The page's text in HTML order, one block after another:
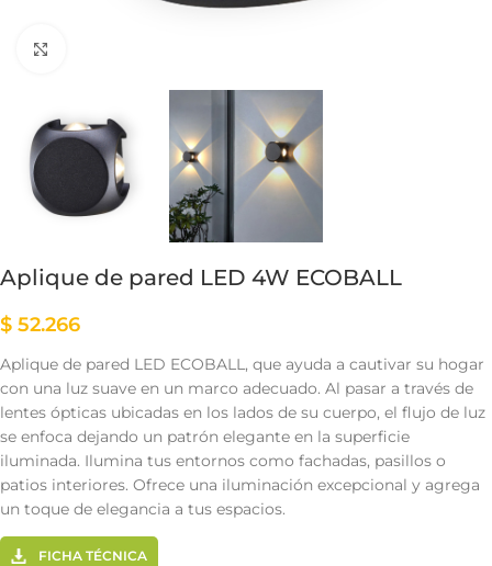
Aplique de pared LED 4W ECOBALL
$ 52.266
Aplique de pared LED ECOBALL, que ayuda a cautivar su hogar
con una luz suave en un marco adecuado. Al pasar a través de
lentes ópticas ubicadas en los lados de su cuerpo, el flujo de luz
se enfoca dejando un patrón elegante en la superficie
iluminada. Ilumina tus entornos como fachadas, pasillos o
patios interiores. Ofrece una iluminación excepcional y agrega
un toque de elegancia a tus espacios.
FICHA TÉCNICA